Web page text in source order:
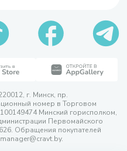
г. Минск, пр.
номер в Торговом
Минский горисполком,
Первомайского
Обращения покупателей